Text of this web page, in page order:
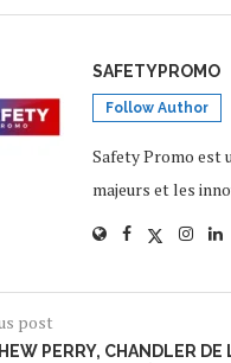
SAFETYPROMO
Follow Author
Safety Promo est
majeurs et les
post
PERRY, CHANDLER DE